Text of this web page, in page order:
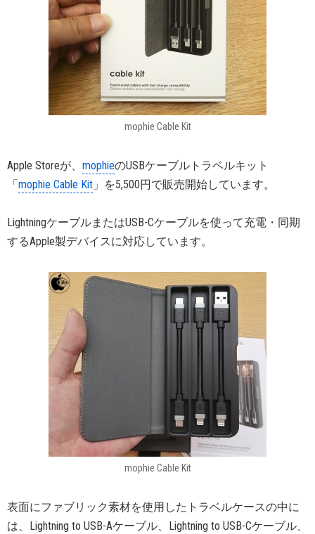
mophie Cable Kit
Apple Storeが、 mophieのUSBケーブルトラベルキット
「mophie Cable Kit 」を5,500円で販売開始しています。
LightningケーブルまたはUSB-Cケーブルを使って充電・同期
するApple製デバイスに対応しています。
mophie Cable Kit
表面にファブリック素材を使用したトラベルケースの中に
は、Lightning to USB-Aケーブル、Lightning to USB-Cケーブル、